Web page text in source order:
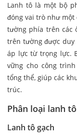
Lanh tô là một bộ
đóng vai trò như
tường phía trên các
trên tường được
áp lực từ trọng lực.
vững cho công
tổng thể, giúp các
trúc.
Phân loại lanh tô
Lanh tô gạch